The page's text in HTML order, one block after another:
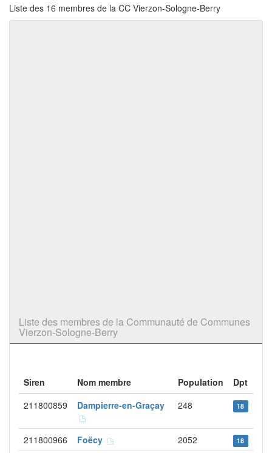
Liste des 16 membres de la CC Vierzon-Sologne-Berry
Liste des membres de la Communauté de Communes
Vierzon-Sologne-Berry
Siren Nom membre Population
Dpt
211800859
Dampierre-en-Graçay 248 18
211800966 Foëcy 2052 18